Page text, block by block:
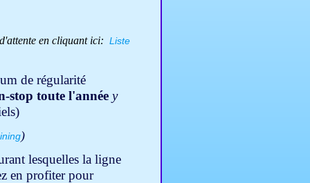
en cliquant ici: Liste
de régularité
stop toute l'année y
)
lesquelles la ligne
en profiter pour